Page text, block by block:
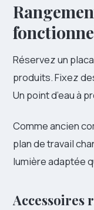
Réservez un
produits. Fixez
Un point d’eau à
Comme ancien
plan de travail
lumière adaptée
Accessoires